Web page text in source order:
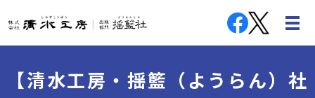
【清水工房・揺籃（ようらん）社